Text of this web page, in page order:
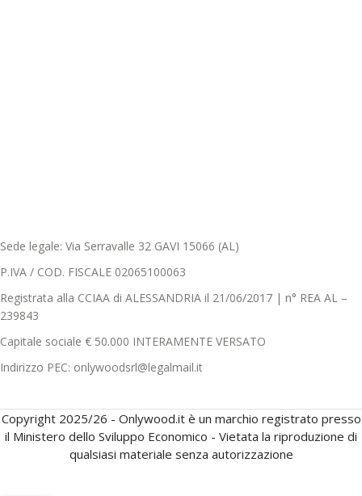
Sede legale: Via Serravalle 32 GAVI 15066 (AL)
P.IVA / COD. FISCALE 02065100063
Registrata alla CCIAA di ALESSANDRIA il 21/06/2017 | n° REA AL –
239843
Capitale sociale € 50.000 INTERAMENTE VERSATO
Indirizzo PEC: onlywoodsrl@legalmail.it
Copyright 2025/26 - Onlywood.it è un marchio registrato presso
il Ministero dello Sviluppo Economico - Vietata la riproduzione di
qualsiasi materiale senza autorizzazione